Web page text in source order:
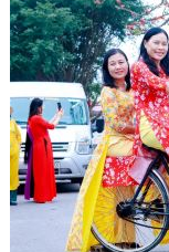
Góc chia sẻ
Liên hệ
Tìm kiếm